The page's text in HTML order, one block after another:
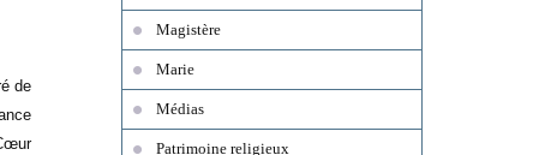
de
Magistère
Marie
Médias
Patrimoine religieux